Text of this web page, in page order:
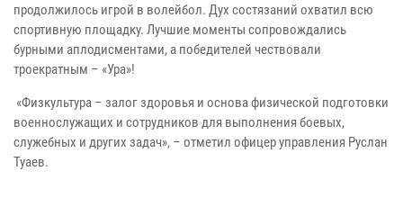
продолжилось игрой в волейбол. Дух состязаний охватил всю
спортивную площадку. Лучшие моменты сопровождались
бурными аплодисментами, а победителей чествовали
троекратным – «Ура»!
«Физкультура – залог здоровья и основа физической подготовки
военнослужащих и сотрудников для выполнения боевых,
служебных и других задач», – отметил офицер управления Руслан
Туаев.